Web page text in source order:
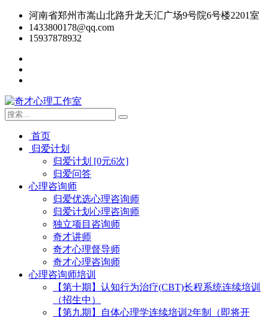
河南省郑州市嵩山北路升龙天汇广场9号院6号楼2201室
1433800178@qq.com
15937878932
首页
归爱计划
归爱计划 [0元6次]
归爱问答
心理咨询师
归爱优选心理咨询师
归爱计划心理咨询师
独立项目咨询师
奇才讲师
奇才心理督导师
奇才心理咨询师
心理咨询师培训
【第十期】认知行为治疗(CBT)长程系统连续培训
（招生中）
【第九期】自体心理学连续培训2年制（即将开